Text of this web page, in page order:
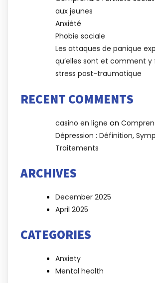
aux jeunes
Anxiété
Phobie sociale
Les attaques de panique
qu’elles sont et comment
stress post-traumatique
RECENT COMMENTS
casino en ligne on
Dépression : Définition,
Traitements
ARCHIVES
December 2025
April 2025
CATEGORIES
Anxiety
Mental health